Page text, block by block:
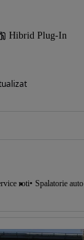
Hibrid Plug-In
roti Spalatorie auto